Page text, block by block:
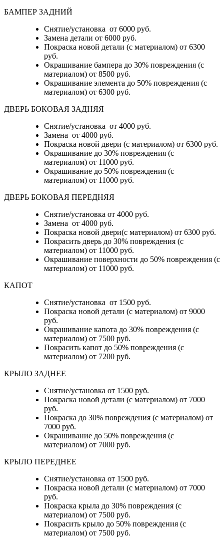
БАМПЕР ЗАДНИЙ
Снятие/установка от 6000 руб.
Замена детали от 6000 руб.
Покраска новой детали (с материалом) от 6300
руб.
Окрашивание бампера до 30% повреждения (с
материалом) от 8500 руб.
Окрашивание элемента до 50% повреждения (с
материалом) от 6300 руб.
ДВЕРЬ БОКОВАЯ ЗАДНЯЯ
Снятие/установка от 4000 руб.
Замена от 4000 руб.
Покраска новой двери (с материалом) от 6300 руб.
Окрашивание до 30% повреждения (с
материалом) от 11000 руб.
Окрашивание до 50% повреждения (с
материалом) от 11000 руб.
ДВЕРЬ БОКОВАЯ ПЕРЕДНЯЯ
Снятие/установка от 4000 руб.
Замена от 4000 руб.
Покраска новой двери(с материалом) от 6300 руб.
Покрасить дверь до 30% повреждения (с
материалом) от 11000 руб.
Окрашивание поверхности до 50% повреждения (с
материалом) от 11000 руб.
КАПОТ
Снятие/установка от 1500 руб.
Покраска новой детали (с материалом) от 9000
руб.
Окрашивание капота до 30% повреждения (с
материалом) от 7500 руб.
Покрасить капот до 50% повреждения (с
материалом) от 7200 руб.
КРЫЛО ЗАДНЕЕ
Снятие/установка от 1500 руб.
Покраска новой детали (с материалом) от 7000
руб.
Покраска до 30% повреждения (с материалом) от
7000 руб.
Окрашивание до 50% повреждения (с
материалом) от 7000 руб.
КРЫЛО ПЕРЕДНЕЕ
Снятие/установка от 1500 руб.
Покраска новой детали (с материалом) от 7000
руб.
Покраска крыла до 30% повреждения (с
материалом) от 7500 руб.
Покрасить крыло до 50% повреждения (с
материалом) от 7500 руб.